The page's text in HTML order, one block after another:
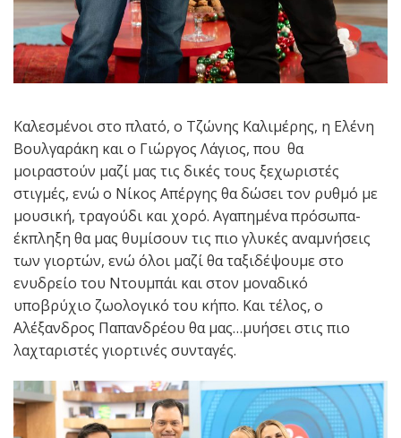
Καλεσμένοι στο πλατό, ο Τζώνης Καλιμέρης, η Ελένη
Βουλγαράκη και ο Γιώργος Λάγιος, που θα
μοιραστούν μαζί μας τις δικές τους ξεχωριστές
στιγμές, ενώ ο Νίκος Απέργης θα δώσει τον ρυθμό με
μουσική, τραγούδι και χορό. Αγαπημένα πρόσωπα-
έκπληξη θα μας θυμίσουν τις πιο γλυκές αναμνήσεις
των γιορτών, ενώ όλοι μαζί θα ταξιδέψουμε στο
ενυδρείο του Ντουμπάι και στον μοναδικό
υποβρύχιο ζωολογικό του κήπο. Και τέλος, ο
Αλέξανδρος Παπανδρέου θα μας…μυήσει στις πιο
λαχταριστές γιορτινές συνταγές.